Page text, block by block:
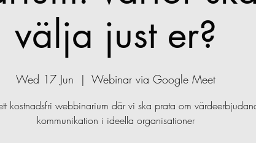
välja just er?
Wed 17 Jun
  |
Webinar via Google Meet
kostnadsfri webbinarium där vi ska prata om
kommunikation i ideella organisationer